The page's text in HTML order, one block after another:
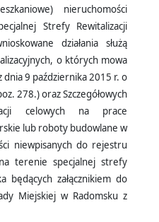
nieruchomości
Strefy Rewitalizacji
działania służą
o których mowa
9 października 2015 r. o
278.) oraz Szczegółowych
celowych na prace
lub roboty budowlane w
niewpisanych do rejestru
terenie specjalnej strefy
będących załącznikiem do
Miejskiej w Radomsku z